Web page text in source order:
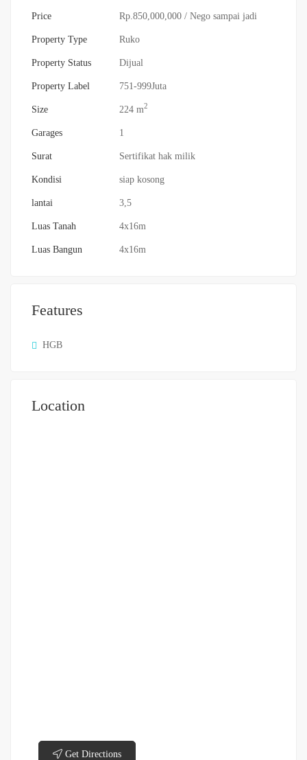
Price Rp.850,000,000 / Nego sampai jadi
Property Type Ruko
Property Status Dijual
Property Label 751-999Juta
Size 224 m2
Garages 1
Surat Sertifikat hak milik
Kondisi siap kosong
lantai 3,5
Luas Tanah 4x16m
Luas Bangun 4x16m
Features
HGB
Location
Get Directions